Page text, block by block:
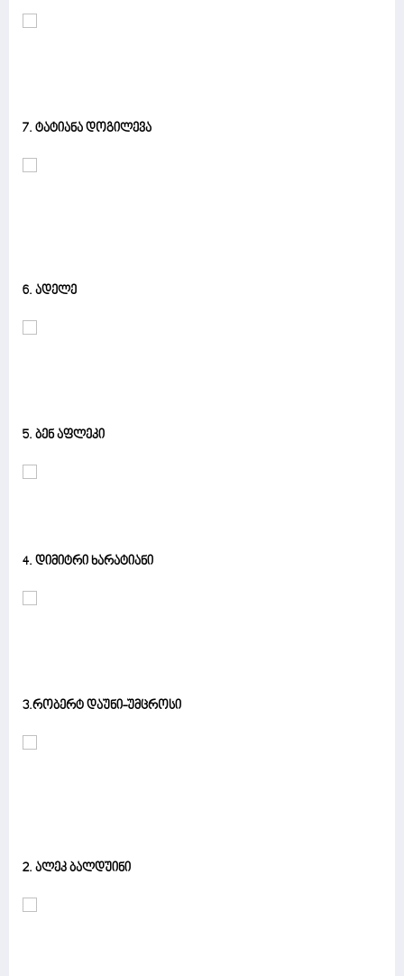
7. ტატიანა დოგილევა
6. ადელე
5. ბენ აფლეკი
4. დიმიტრი ხარატიანი
3.რობერტ დაუნი-უმცროსი
2. ალეკ ბალდუინი